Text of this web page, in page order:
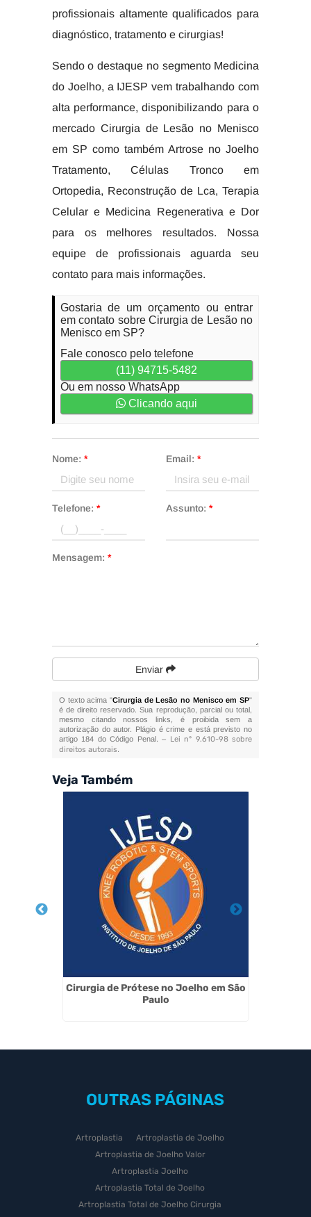
profissionais altamente qualificados para
diagnóstico, tratamento e cirurgias!
Sendo o destaque no segmento Medicina
do Joelho, a IJESP vem trabalhando com
alta performance, disponibilizando para o
mercado Cirurgia de Lesão no Menisco
em SP como também Artrose no Joelho
Tratamento, Células Tronco em
Ortopedia, Reconstrução de Lca, Terapia
Celular e Medicina Regenerativa e Dor
para os melhores resultados. Nossa
equipe de profissionais aguarda seu
contato para mais informações.
Gostaria de um orçamento ou entrar
em contato sobre Cirurgia de Lesão no
Menisco em SP?
Fale conosco pelo telefone
(11) 94715-5482
Ou em nosso WhatsApp
Clicando aqui
Nome: * Email: *
Telefone: * Assunto: *
Mensagem: *
Enviar
O texto acima "Cirurgia de Lesão no Menisco em SP"
é de direito reservado. Sua reprodução, parcial ou total,
mesmo citando nossos links, é proibida sem a
autorização do autor. Plágio é crime e está previsto no
artigo 184 do Código Penal. – Lei n° 9.610-98 sobre
direitos autorais.
Veja Também
Cirurgia de Prótese no Joelho em São
Paulo
OUTRAS PÁGINAS
Artroplastia
Artroplastia de Joelho
Artroplastia de Joelho Valor
Artroplastia Joelho
Artroplastia Total de Joelho
Artroplastia Total de Joelho Cirurgia